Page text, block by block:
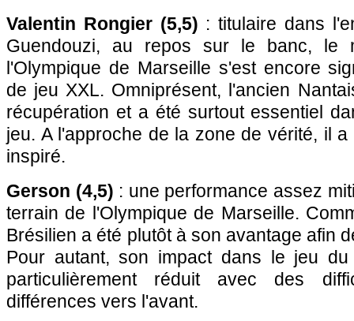
Valentin Rongier (5,5) : titulaire dans
Guendouzi, au repos sur le banc, le
l'Olympique de Marseille s'est encore
de jeu XXL. Omniprésent, l'ancien
récupération et a été surtout essentiel
jeu. A l'approche de la zone de vérité, il
inspiré.
Gerson (4,5) : une performance assez
terrain de l'Olympique de Marseille.
Brésilien a été plutôt à son avantage afin
Pour autant, son impact dans le jeu
particulièrement réduit avec des
différences vers l'avant.